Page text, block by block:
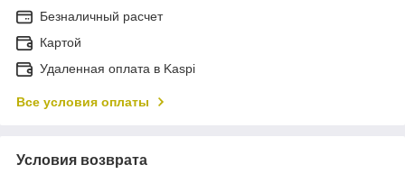
Безналичный расчет
Картой
Удаленная оплата в Kaspi
Все условия оплаты
Условия возврата